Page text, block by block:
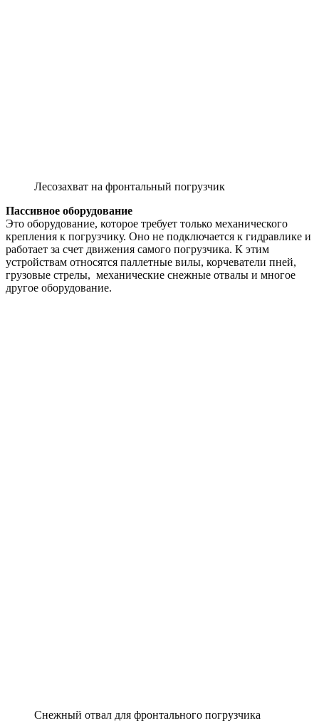
Лесозахват на фронтальный погрузчик
Пассивное оборудование
Это оборудование, которое требует только механического
крепления к погрузчику. Оно не подключается к гидравлике и
работает за счет движения самого погрузчика. К этим
устройствам относятся паллетные вилы, корчеватели пней,
грузовые стрелы, механические снежные отвалы и многое
другое оборудование.
Снежный отвал для фронтального погрузчика